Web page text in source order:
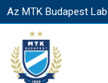
Az MTK Budapest